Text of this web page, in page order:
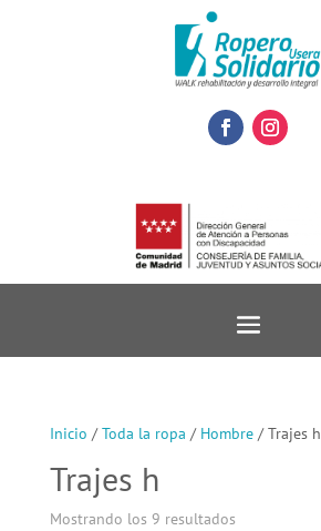
Inicio /Toda la ropa / Hombre/ Trajes h
Trajes h
Mostrando los 9 resultados